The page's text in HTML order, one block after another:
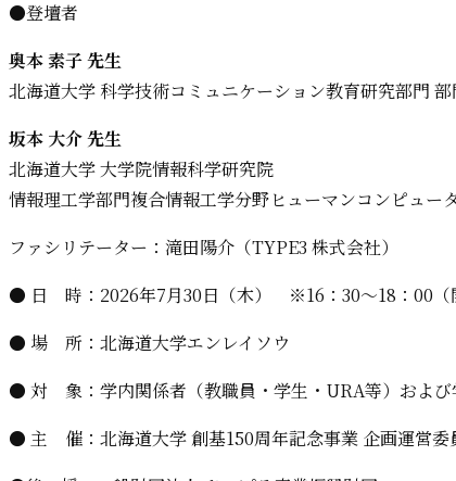
●登壇者
奥本 素子 先生
北海道大学 科学技術コミュニケーション教育研究部門
坂本 大介 先生
北海道大学 大学院情報科学研究院
情報理工学部門複合情報工学分野ヒューマンコンピュー
ファシリテーター：滝田陽介（TYPE3 株式会社）
● 日 時：2026年7月30日（木） ※16：30〜18：00（
● 場 所：北海道大学エンレイソウ
● 対 象：学内関係者（教職員・学生・URA等）および
● 主 催：北海道大学 創基150周年記念事業 企画運営委